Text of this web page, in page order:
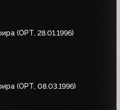
(ОРТ, 28.01.1996)
(ОРТ, 08.03.1996)